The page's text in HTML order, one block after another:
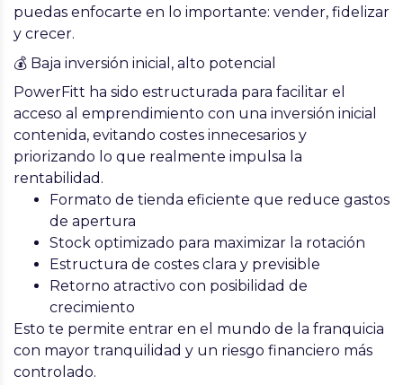
puedas enfocarte en lo importante: vender, fidelizar
y crecer.
💰 Baja inversión inicial, alto potencial
PowerFitt ha sido estructurada para facilitar el
acceso al emprendimiento con una inversión inicial
contenida, evitando costes innecesarios y
priorizando lo que realmente impulsa la
rentabilidad.
Formato de tienda eficiente que reduce gastos
de apertura
Stock optimizado para maximizar la rotación
Estructura de costes clara y previsible
Retorno atractivo con posibilidad de
crecimiento
Esto te permite entrar en el mundo de la franquicia
con mayor tranquilidad y un riesgo financiero más
controlado.